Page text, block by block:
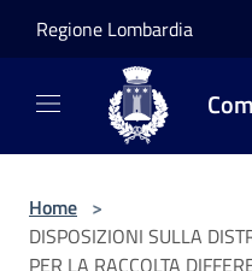
Regione Lombardia
Home >
DISPOSIZIONI SULLA
PER LA RACCOLTA